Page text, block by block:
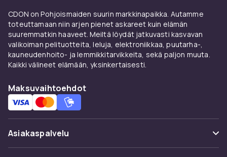
Löydä oikeat tarvikkeet ZTE -puhelimelle
CDON:n huolella valitusta valikoimasta
edulliseen hintaan nopealla toimituksella koko
Suomeen.
CDON on Pohjoismaiden suurin markkinapaikka. Autamme
toteuttamaan niin arjen pienet askareet kuin elämän
suuremmatkin haaveet. Meiltä löydät jatkuvasti kasvavan
valikoiman pelituotteita, leluja, elektroniikkaa, puutarha-,
kauneudenhoito- ja lemmikkitarvikkeita, sekä paljon muuta.
Kaikki välineet elämään, yksinkertaisesti.
Maksuvaihtoehdot
Asiakaspalvelu